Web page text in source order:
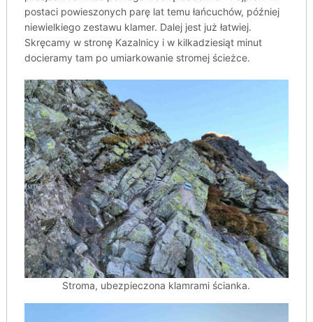
postaci powieszonych parę lat temu łańcuchów, później
niewielkiego zestawu klamer. Dalej jest już łatwiej.
Skręcamy w stronę Kazalnicy i w kilkadziesiąt minut
docieramy tam po umiarkowanie stromej ścieżce.
Stroma, ubezpieczona klamrami ścianka.